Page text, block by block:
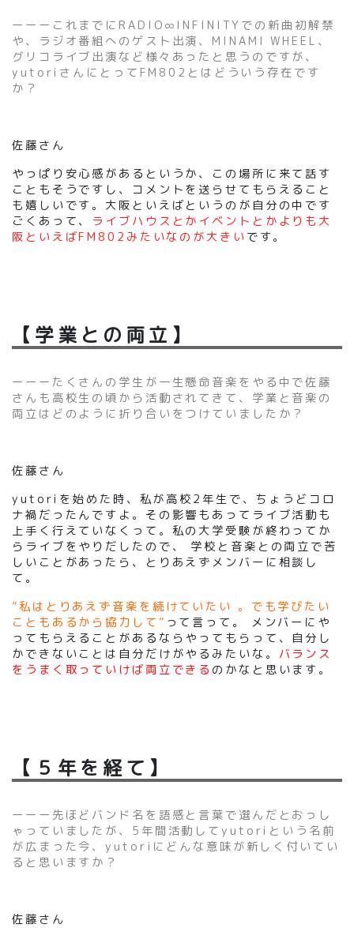
ーーーこれまでにRADIO∞INFINITYでの新曲初解禁
や、ラジオ番組へのゲスト出演、MINAMI WHEEL、
グリコライブ出演など様々あったと思うのですが、
yutoriさんにとってFM802とはどういう存在です
か？
佐藤さん
やっぱり安心感があるというか、この場所に来て話す
こともそうですし、コメントを送らせてもらえること
も嬉しいです。大阪といえばというのが自分の中です
ごくあって、 ライブハウスとかイベントとかよりも大
阪といえばFM802みたいなのが大きい です。
【学業との両立】
ーーーたくさんの学生が一生懸命音楽をやる中で佐藤
さんも高校生の頃から活動されてきて、学業と音楽の
両立はどのように折り合いをつけていましたか？
佐藤さん
yutoriを始めた時、私が高校2年生で、ちょうどコロ
ナ禍だったんですよ。その影響もあってライブ活動も
上手く行えていなくって。私の大学受験が終わってか
らライブをやりだしたので、 学校と音楽との両立で苦
しいことがあったら、とりあえずメンバーに相談し
て。
”私はとりあえず音楽を続けていたい 。でも学びたい
こともあるから協力して” って言って。 メンバーにや
ってもらえることがあるならやってもらって、自分し
かできないことは自分だけがやるみたいな。 バランス
をうまく取っていけば両立できる のかなと思います。
【５年を経て】
ーーー先ほどバンド名を語感と言葉で選んだとおっし
ゃっていましたが、5年間活動してyutoriという名前
が広まった今、yutoriにどんな意味が新しく付いてい
ると思いますか？
佐藤さん